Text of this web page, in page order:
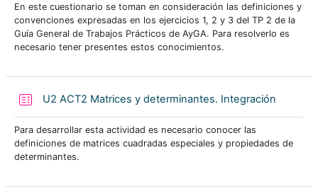
En este cuestionario se toman en consideración las definiciones y
convenciones expresadas en los ejercicios 1, 2 y 3 del TP 2 de la
Guía General de Trabajos Prácticos de AyGA. Para resolverlo es
necesario tener presentes estos conocimientos.
U2 ACT2 Matrices y determinantes. Integración
Para desarrollar esta actividad es necesario conocer las
definiciones de matrices cuadradas especiales y propiedades de
determinantes.